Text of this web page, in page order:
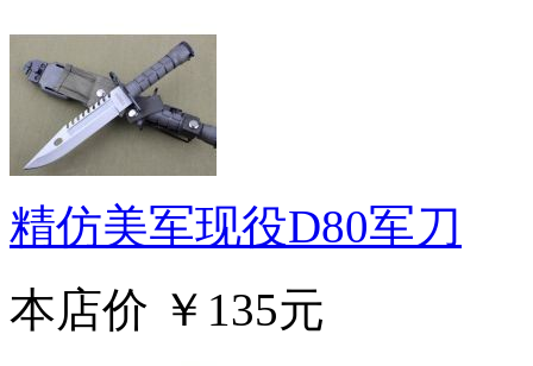
精仿美军现役D80军刀
本店价 ￥135元